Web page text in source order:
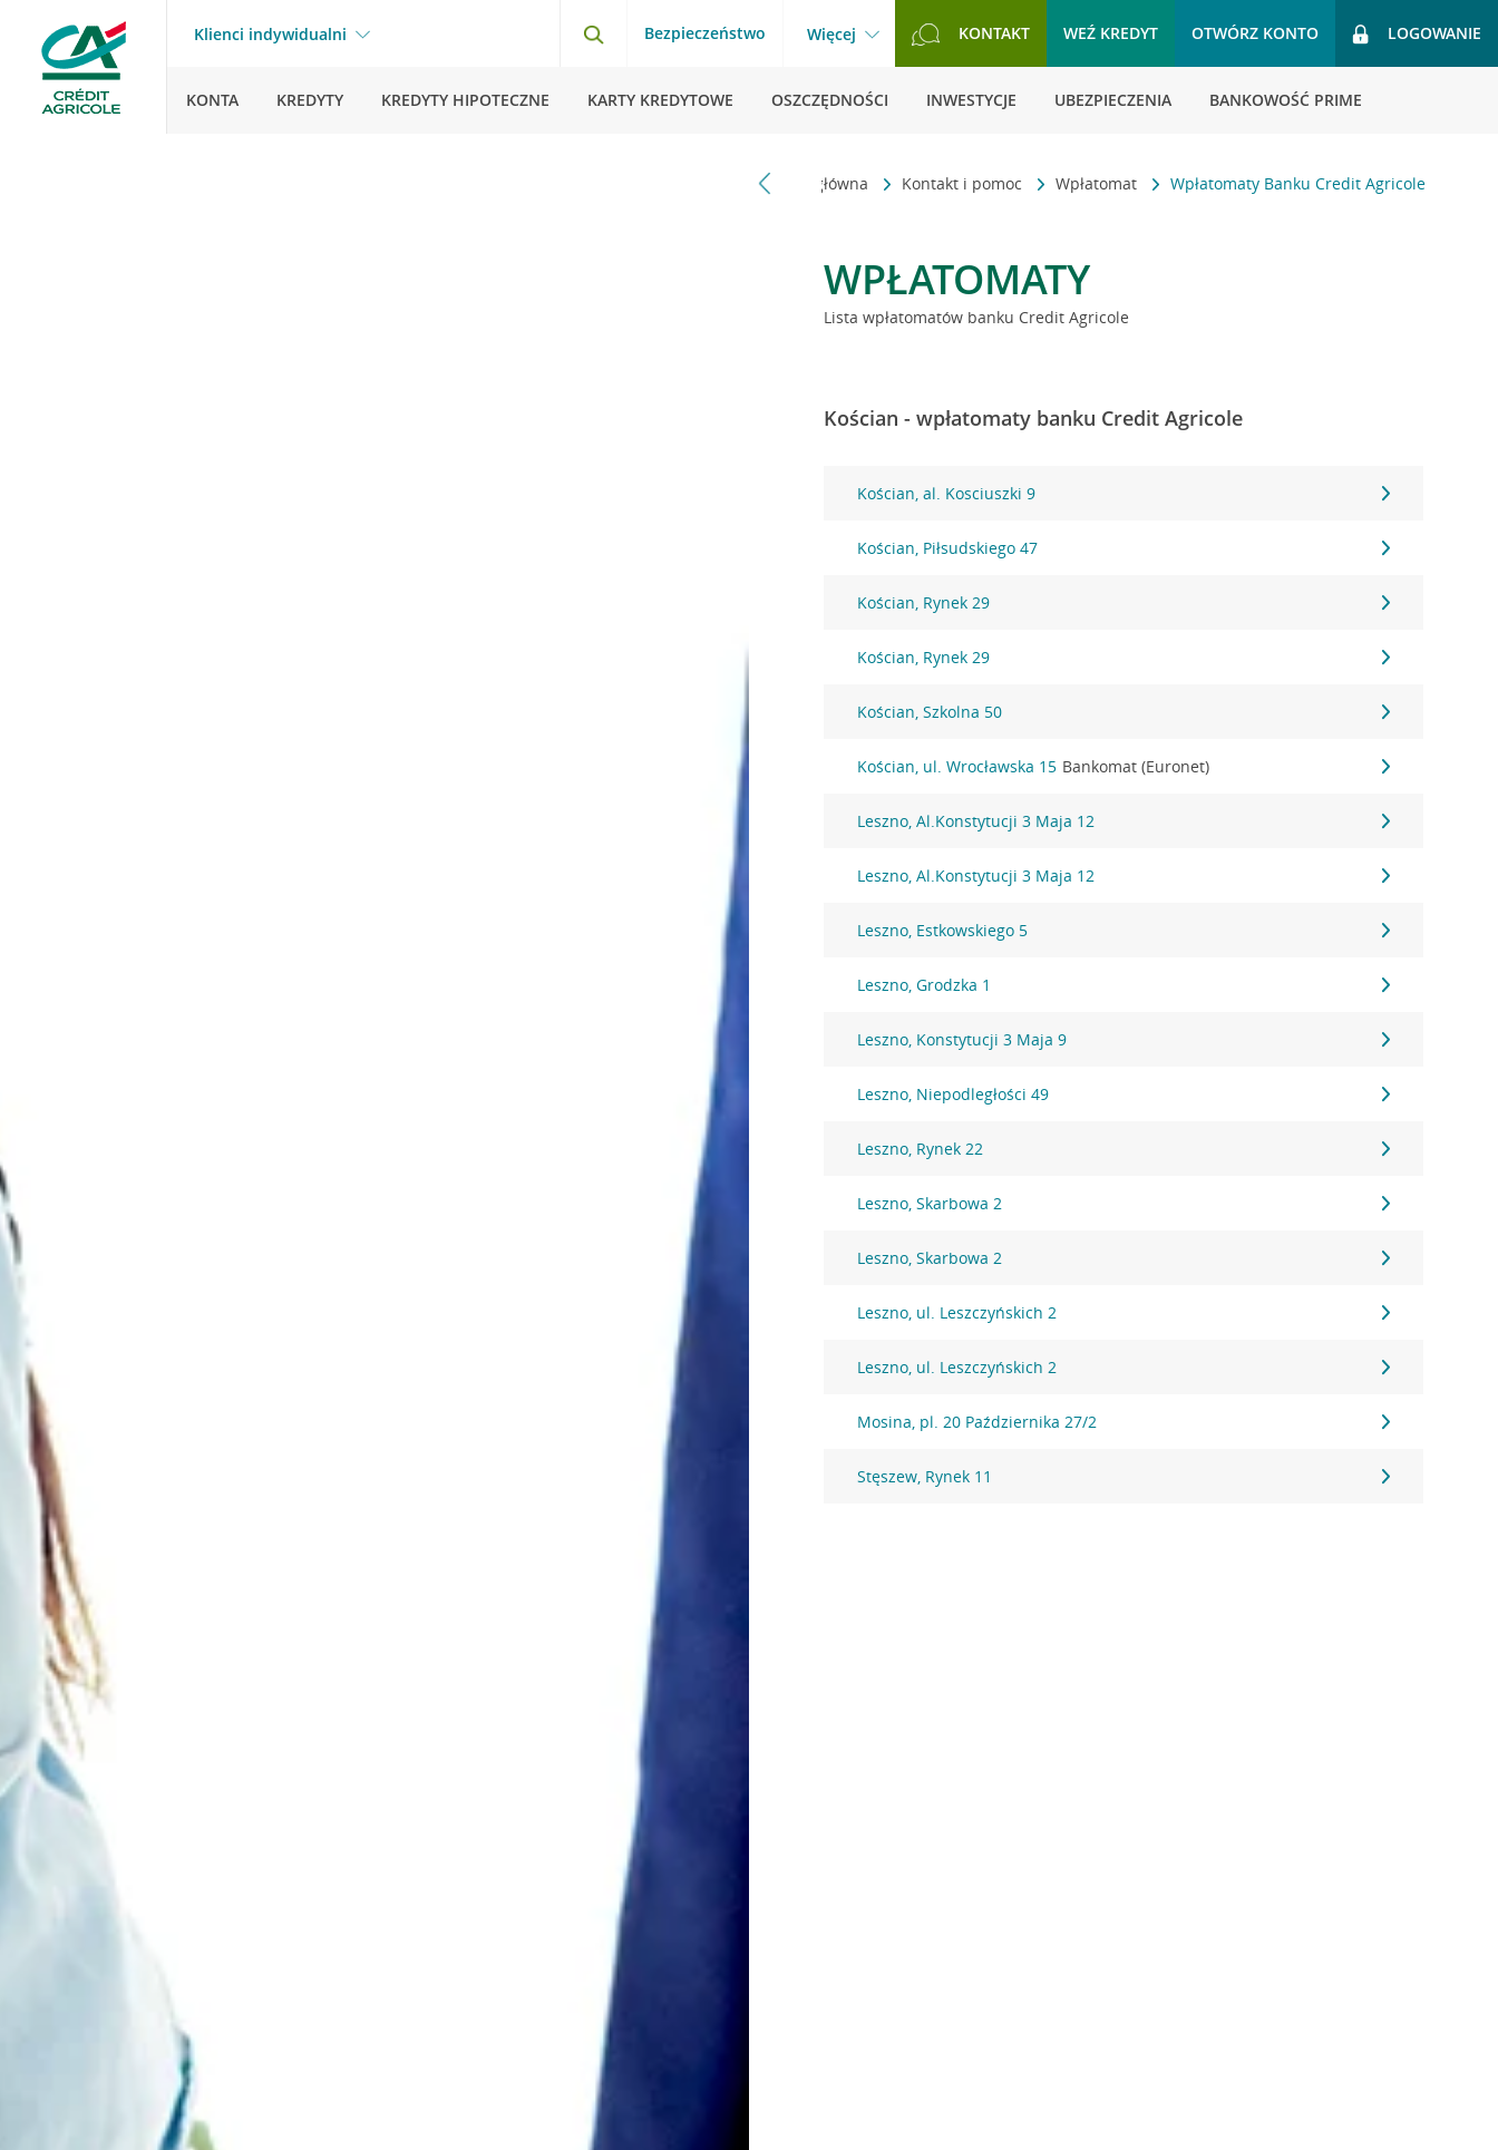
Klienci indywidualni Bezpieczeństwo Więcej KONTAKT WEŹ KREDYT OTWÓRZ KONTO LOGOWANIE
KONTA KREDYTY KREDYTY HIPOTECZNE KARTY KREDYTOWE OSZCZĘDNOŚCI INWESTYCJE UBEZPIECZENIA BANKOWOŚĆ PRIME
Strona główna Kontakt i pomoc Wpłatomat Wpłatomaty Banku Credit Agricole
WPŁATOMATY
Lista wpłatomatów banku Credit Agricole
Kościan - wpłatomaty banku Credit Agricole
Kościan, al. Kosciuszki 9
Kościan, Piłsudskiego 47
Kościan, Rynek 29
Kościan, Rynek 29
Kościan, Szkolna 50
Kościan, ul. Wrocławska 15 Bankomat (Euronet)
Leszno, Al.Konstytucji 3 Maja 12
Leszno, Al.Konstytucji 3 Maja 12
Leszno, Estkowskiego 5
Leszno, Grodzka 1
Leszno, Konstytucji 3 Maja 9
Leszno, Niepodległości 49
Leszno, Rynek 22
Leszno, Skarbowa 2
Leszno, Skarbowa 2
Leszno, ul. Leszczyńskich 2
Leszno, ul. Leszczyńskich 2
Mosina, pl. 20 Października 27/2
Stęszew, Rynek 11